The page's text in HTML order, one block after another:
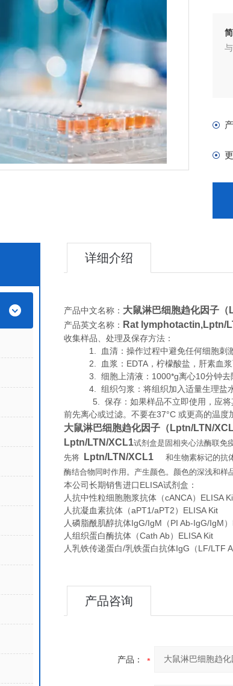
详细介绍
产品中文名称： 大鼠淋巴细胞趋化因子
产品英文名称： Rat lymphotactin,Lptn/
收集样品、处理及保存方法：
1. 血清：操作过程中避免任何细胞刺激
2. 血浆：EDTA，柠檬酸盐，肝素血浆可
3. 细胞上清液：1000*g离心10分钟去除
4. 组织匀浆：将组织加入适量生理盐水
5. 保存：如果样品不立即使用，应将其
前先离心或过滤。不要在37°C 或更高的温度
大鼠淋巴细胞趋化因子（Lptn/LTN/
Lptn/LTN/XCL1试剂盒是固相夹心法酶联免
先将
Lptn/LTN/XCL1 和生物素标记的抗
酶结合物同时作用。产生颜色。颜色的深浅和样
本公司长期销售进口ELISA试剂盒：
人抗中性粒细胞胞浆抗体（cANCA）ELISA
人抗凝血素抗体（aPT1/aPT2）ELISA Kit
人磷脂酰肌醇抗体IgG/IgM（PI Ab-IgG/IgM
人组织蛋白酶抗体（Cath Ab）ELISA Kit
人乳铁传递蛋白/乳铁蛋白抗体IgG（LF/LTF
产品咨询
产品：